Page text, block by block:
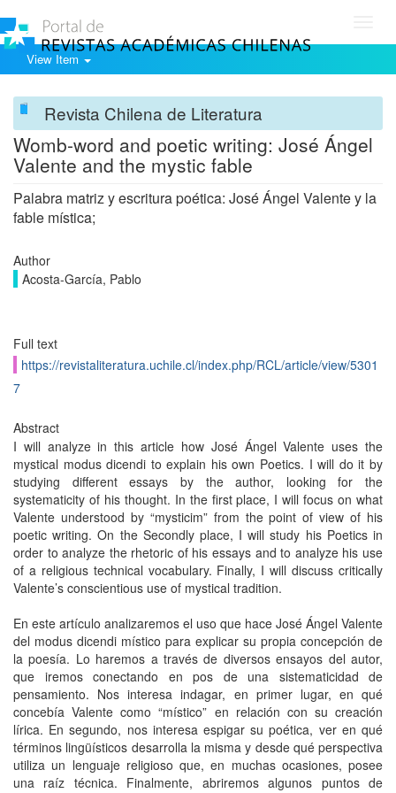
View Item
Revista Chilena de Literatura
Womb-word and poetic writing: José Ángel
Valente and the mystic fable
Palabra matriz y escritura poética: José Ángel Valente y la
fable mística;
Author
Acosta-García, Pablo
Full text
https://revistaliteratura.uchile.cl/index.php/RCL/article/view/5301
7
Abstract
I will analyze in this article how José Ángel Valente uses the
mystical modus dicendi to explain his own Poetics. I will do it by
studying different essays by the author, looking for the
systematicity of his thought. In the first place, I will focus on what
Valente understood by “mysticim” from the point of view of his
poetic writing. On the Secondly place, I will study his Poetics in
order to analyze the rhetoric of his essays and to analyze his use
of a religious technical vocabulary. Finally, I will discuss critically
Valente’s conscientious use of mystical tradition.
En este artículo analizaremos el uso que hace José Ángel Valente
del modus dicendi místico para explicar su propia concepción de
la poesía. Lo haremos a través de diversos ensayos del autor,
que iremos conectando en pos de una sistematicidad de
pensamiento. Nos interesa indagar, en primer lugar, en qué
concebía Valente como “místico” en relación con su creación
lírica. En segundo, nos interesa espigar su poética, ver en qué
términos lingüísticos desarrolla la misma y desde qué perspectiva
utiliza un lenguaje religioso que, en muchas ocasiones, posee
una raíz técnica. Finalmente, abriremos algunos puntos de